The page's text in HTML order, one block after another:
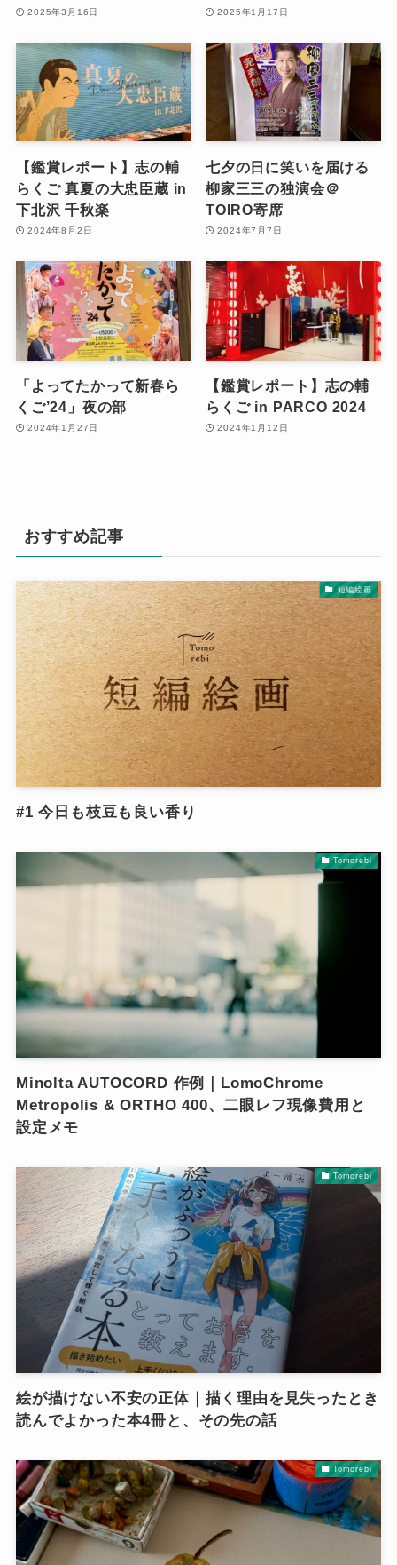
2025年3月16日 2025年1月17日
【鑑賞レポート】志の輔
らくご 真夏の大忠臣蔵 in
下北沢 千秋楽
2024年8月2日
七夕の日に笑いを届ける
柳家三三の独演会＠
TOIRO寄席
2024年7月7日
「よってたかって新春ら
くご’24」夜の部
2024年1月27日
【鑑賞レポート】志の輔
らくご in PARCO 2024
2024年1月12日
おすすめ記事
短編絵画
#1 今日も枝豆も良い香り
Tomorebi
Minolta AUTOCORD 作例｜LomoChrome
Metropolis & ORTHO 400、二眼レフ現像費用と
設定メモ
Tomorebi
絵が描けない不安の正体｜描く理由を見失ったとき
読んでよかった本4冊と、その先の話
Tomorebi